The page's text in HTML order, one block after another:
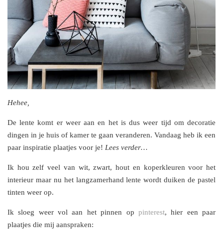
Hehee,
De lente komt er weer aan en het is dus weer tijd om decoratie
dingen in je huis of kamer te gaan veranderen. Vandaag heb ik een
paar inspiratie plaatjes voor je! Lees verder…
Ik hou zelf veel van wit, zwart, hout en koperkleuren voor het
interieur maar nu het langzamerhand lente wordt duiken de pastel
tinten weer op.
Ik sloeg weer vol aan het pinnen op pinterest, hier een paar
plaatjes die mij aanspraken: